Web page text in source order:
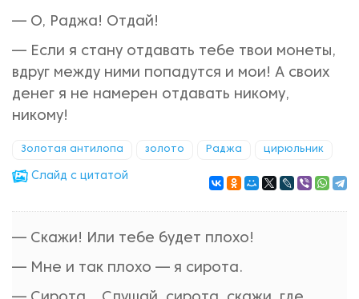
— О, Раджа! Отдай!
— Если я стану отдавать тебе твои монеты,
вдруг между ними попадутся и мои! А своих
денег я не намерен отдавать никому,
никому!
Золотая антилопа золото Раджа цирюльник
Cлайд с цитатой
— Скажи! Или тебе будет плохо!
— Мне и так плохо — я сирота.